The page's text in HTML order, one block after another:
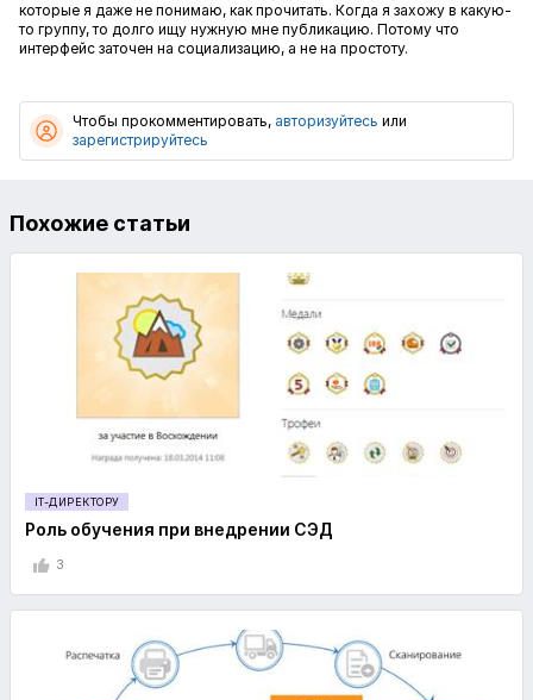
которые я даже не понимаю, как прочитать. Когда я захожу в какую-
то группу, то долго ищу нужную мне публикацию. Потому что
интерфейс заточен на социализацию, а не на простоту.
Чтобы прокомментировать, авторизуйтесь или
зарегистрируйтесь
Похожие статьи
IT-ДИРЕКТОРУ
Роль обучения при внедрении СЭД
3